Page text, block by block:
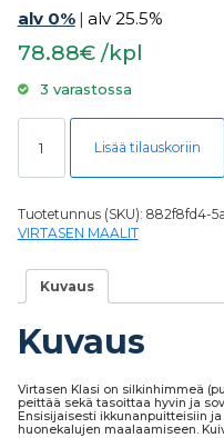
alv 0% | alv 25.5%
78.88€ /kpl
3 varastossa
Virtasen KLASI ovi- ja
Lisää tilauskoriin
Tuotetunnus (SKU): 882f8fd4-
VIRTASEN MAALIT
Kuvaus
Kuvaus
Virtasen Klasi on silkinhimmeä
peittää sekä tasoittaa hyvin ja
Ensisijaisesti ikkunanpuitteisiin
huonekalujen maalaamiseen.